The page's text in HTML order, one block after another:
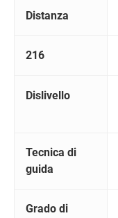
Distanza
216
Dislivello
Tecnica di
guida
Grado di